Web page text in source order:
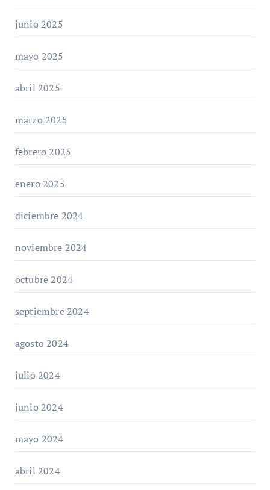
junio 2025
mayo 2025
abril 2025
marzo 2025
febrero 2025
enero 2025
diciembre 2024
noviembre 2024
octubre 2024
septiembre 2024
agosto 2024
julio 2024
junio 2024
mayo 2024
abril 2024